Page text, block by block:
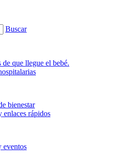
Buscar
de que llegue el bebé.
bienestar
enlaces rápidos
eventos